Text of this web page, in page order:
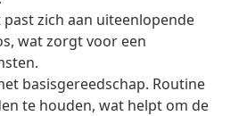
zich aan uiteenlopende
wat zorgt voor een
basisgereedschap. Routine
te houden, wat helpt om de